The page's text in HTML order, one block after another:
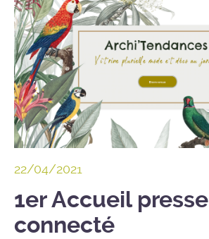
22/04/2021
1er Accueil presse
connecté